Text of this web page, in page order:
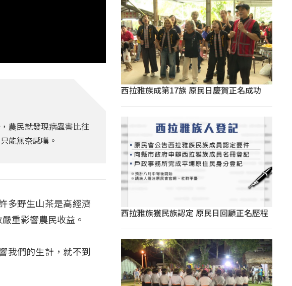
農民就發現病蟲害比往
能無奈感嘆。
多野生山茶是高經濟
重影響農民收益。
我們的生計，就不到
西拉雅族成第17族 原民日慶賀正名成功
西拉雅族獲民族認定 原民日回顧正名歷程